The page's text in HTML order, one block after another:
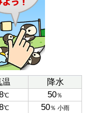
温
降水
℃ 50％
℃ 50％ 小雨